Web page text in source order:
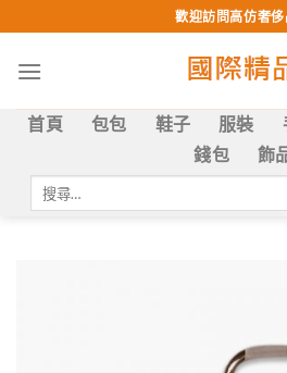
to
content
歡迎訪問高仿奢侈
首頁 包包 鞋子 服裝
錢包
飾